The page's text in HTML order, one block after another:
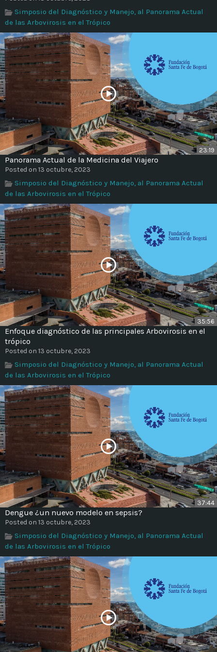
Time
Simposio del Diagnóstico y Manejo, al Panorama Actual
de las Arbovirosis en el Trópico
23:19
Panorama Actual de la Medicina del Viajero
Posted on 13 octubre, 2023
Simposio del Diagnóstico y Manejo, al Panorama Actual
de las Arbovirosis en el Trópico
35:56
Enfoque diagnóstico de las principales Arbovirosis en el
trópico
Posted on 13 octubre, 2023
Simposio del Diagnóstico y Manejo, al Panorama Actual
de las Arbovirosis en el Trópico
37:44
Dengue ¿un nuevo modelo en sepsis?
Posted on 13 octubre, 2023
Simposio del Diagnóstico y Manejo, al Panorama Actual
de las Arbovirosis en el Trópico